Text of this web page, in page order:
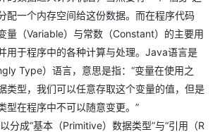
配一个内存空间给这份数据。而在程序代码
量（Variable）与常数（Constant）的主要用
用于程序中的各种计算与处理。Java语言是
Type）语言，意思是指：“变量在使用之
类型，我们可以任意存取这个变量的值，但是
型在程序中不可以随意变更。”
分成“基本（Primitive）数据类型”与“引用（R